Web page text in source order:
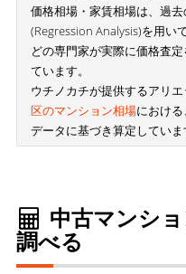
価格相場・家賃相場は、過
(Regression Analysis)を用い
どの専門家が実際に価格査
ています。
ウチノカチが提供するアリ
区のマンション相場におけ
データに基づき算定していま
中古マンシ
調べる